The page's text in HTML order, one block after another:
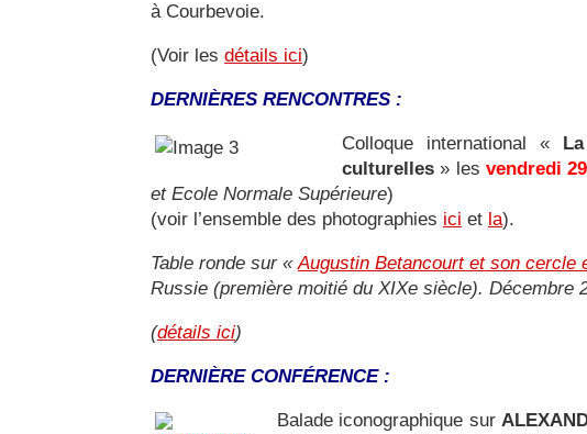
à Courbevoie.
(Voir les détails ici)
DERNIÈRES RENCONTRES :
Colloque international «
culturelles » lesvendredi
et Ecole Normale Supérieure)
(voir l’ensemble des photographies ici et la).
Table ronde sur «Augustin Betancourt et son cercle
Russie (première moitié du XIXe siècle). Décembre
(détails ici)
DERNIÈRE CONFÉRENCE :
Balade iconographique sur